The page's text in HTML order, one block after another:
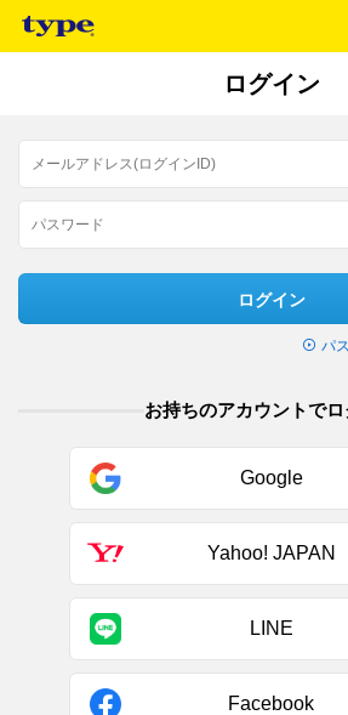
ログイン
ログイン
パ
お持ちのアカウントで
Google
Yahoo! JAPAN
LINE
Facebook